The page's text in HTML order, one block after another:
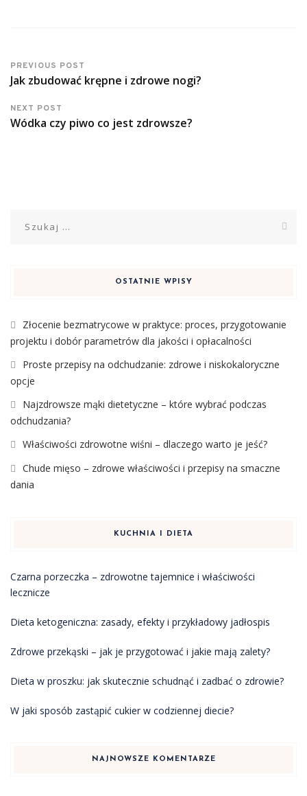
PREVIOUS POST
Jak zbudować krępne i zdrowe nogi?
NEXT POST
Wódka czy piwo co jest zdrowsze?
OSTATNIE WPISY
Złocenie bezmatrycowe w praktyce: proces, przygotowanie
projektu i dobór parametrów dla jakości i opłacalności
Proste przepisy na odchudzanie: zdrowe i niskokaloryczne
opcje
Najzdrowsze mąki dietetyczne – które wybrać podczas
odchudzania?
Właściwości zdrowotne wiśni – dlaczego warto je jeść?
Chude mięso – zdrowe właściwości i przepisy na smaczne
dania
KUCHNIA I DIETA
Czarna porzeczka – zdrowotne tajemnice i właściwości
lecznicze
Dieta ketogeniczna: zasady, efekty i przykładowy jadłospis
Zdrowe przekąski – jak je przygotować i jakie mają zalety?
Dieta w proszku: jak skutecznie schudnąć i zadbać o zdrowie?
W jaki sposób zastąpić cukier w codziennej diecie?
NAJNOWSZE KOMENTARZE